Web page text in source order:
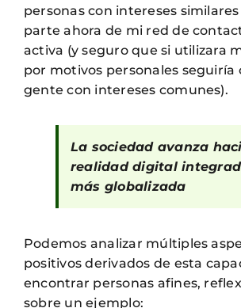
personas con intereses
parte ahora de mi red de
activa (y seguro que si utilizara
por motivos personales seguiría
gente con intereses comunes).
La sociedad avanza
realidad digital
más globalizada
Podemos analizar múltiples
positivos derivados de esta
encontrar personas afines,
sobre un ejemplo: